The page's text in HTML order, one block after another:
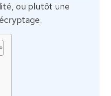
ou plutôt une